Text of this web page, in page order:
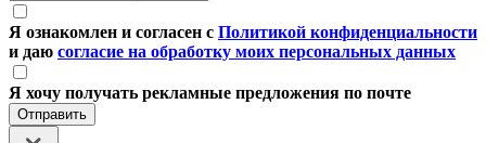
Я ознакомлен и согласен с Политикой конфиденциальности
и даю согласие на обработку моих персональных данных
Я хочу получать рекламные предложения по почте
Отправить